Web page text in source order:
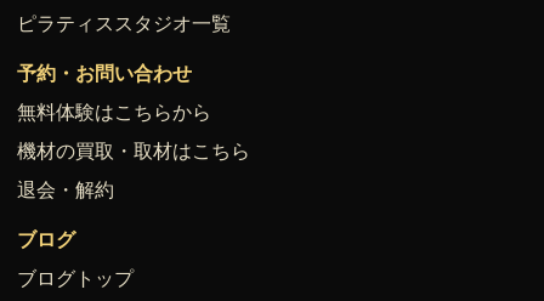
ピラティススタジオ一覧
予約・お問い合わせ
無料体験はこちらから
機材の買取・取材はこちら
退会・解約
ブログ
ブログトップ